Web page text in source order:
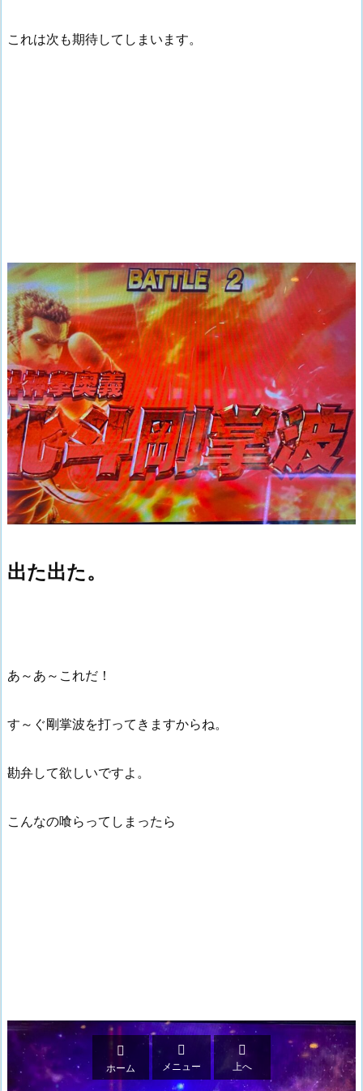
これは次も期待してしまいます。
出た出た。
あ～あ～これだ！
す～ぐ剛掌波を打ってきますからね。
勘弁して欲しいですよ。
こんなの喰らってしまったら

ホーム

メニュー

上へ